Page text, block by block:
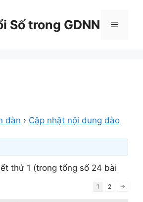
Số trong GDNN Menu
đàn › Cập nhật nội dung đào
thứ 1 (trong tổng số 24 bài
1 2 →